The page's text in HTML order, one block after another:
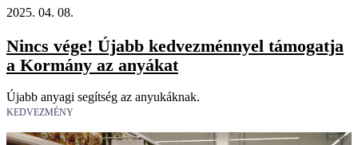
2025. 04. 08.
Nincs vége! Újabb kedvezménnyel támogatja
a Kormány az anyákat
Újabb anyagi segítség az anyukáknak.
KEDVEZMÉNY